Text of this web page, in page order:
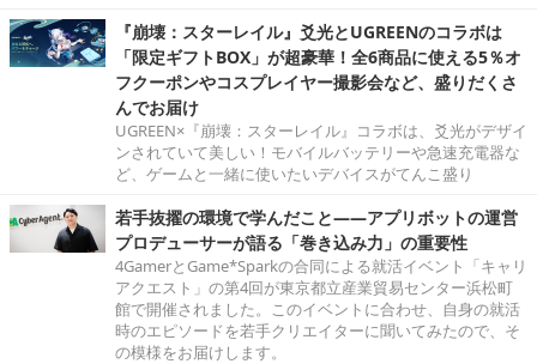
『崩壊：スターレイル』爻光とUGREENのコラボは
「限定ギフトBOX」が超豪華！全6商品に使える5％オ
フクーポンやコスプレイヤー撮影会など、盛りだくさ
んでお届け
UGREEN×『崩壊：スターレイル』コラボは、爻光がデザイ
ンされていて美しい！モバイルバッテリーや急速充電器な
ど、ゲームと一緒に使いたいデバイスがてんこ盛り
若手抜擢の環境で学んだこと――アプリボットの運営
プロデューサーが語る「巻き込み力」の重要性
4GamerとGame*Sparkの合同による就活イベント「キャリ
アクエスト」の第4回が東京都立産業貿易センター浜松町
館で開催されました。このイベントに合わせ、自身の就活
時のエピソードを若手クリエイターに聞いてみたので、そ
の模様をお届けします。